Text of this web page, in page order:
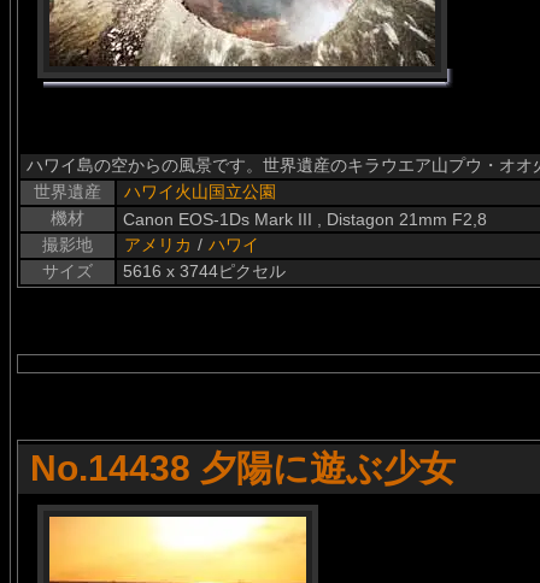
ハワイ島の空からの風景です。世界遺産のキラウエア山プウ・オオ
世界遺産
ハワイ火山国立公園
機材
Canon EOS-1Ds Mark III , Distagon 21mm F2,8
撮影地
アメリカ / ハワイ
サイズ
5616 x 3744ピクセル
No.14438 夕陽に遊ぶ少女